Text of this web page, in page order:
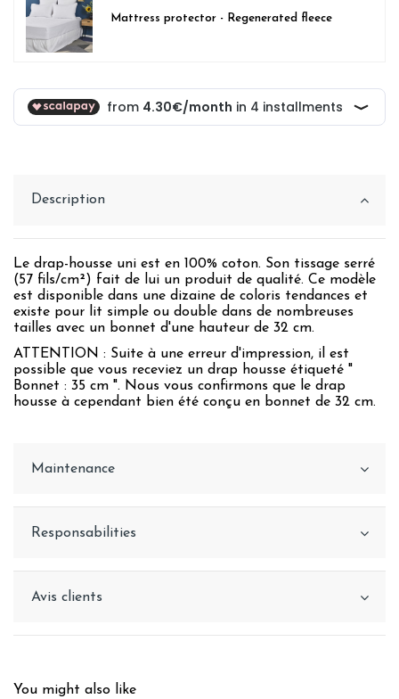
Mattress protector - Regenerated fleece
Description
Le drap-housse uni est en 100% coton. Son tissage serré
(57 fils/cm²) fait de lui un produit de qualité. Ce modèle
est disponible dans une dizaine de coloris tendances et
existe pour lit simple ou double dans de nombreuses
tailles avec un bonnet d'une hauteur de 32 cm.
ATTENTION : Suite à une erreur d'impression, il est
possible que vous receviez un drap housse étiqueté "
Bonnet : 35 cm ". Nous vous confirmons que le drap
housse à cependant bien été conçu en bonnet de 32 cm.
Maintenance
Responsabilities
Avis clients
You might also like